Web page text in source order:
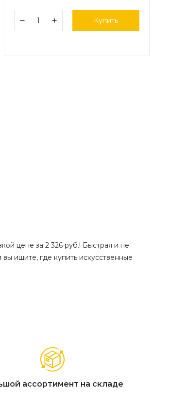
Купить
цене за 2 326 руб.! Быстрая и не
ищите, где купить искусственные
ассортимент на складе